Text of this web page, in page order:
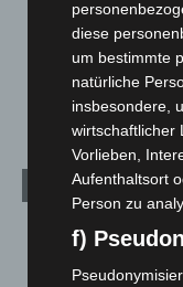
2. August 2026
Schwarz Digits und
Kategorien
Blaulicht
Corona-News
diese
um bestimmte
natürliche
insbesondere,
wirtschaftlicher
Vorlieben,
Aufenthaltsort
Person zu
f)